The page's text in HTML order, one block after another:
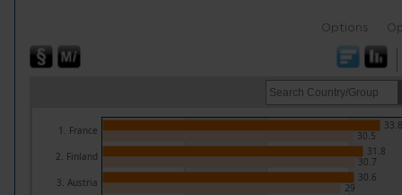
Options
1. France
2. Finland
3. Austria
33.8
31.8
30.6
30.5
30.7
29